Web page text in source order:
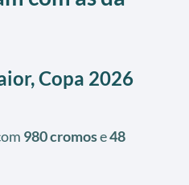
Copa 2026
980 cromose48